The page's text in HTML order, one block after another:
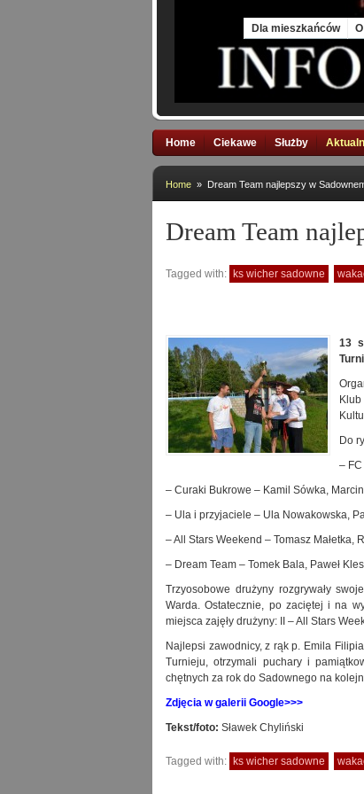
Dla mieszkańców
Home Ciekawe Służby
Home » Dream Team najlepszy w
Dream Team
Tagged with: ks wicher sadowne
13
Do
–
– Curaki Bukrowe – Kamil Sówka,
– Ula i przyjaciele – Ula Nowakowska,
– All Stars Weekend – Tomasz Małetka,
– Dream Team – Tomek Bala, Paweł
Trzyosobowe drużyny rozgrywały
Warda. Ostatecznie, po zaciętej i na
miejsca zajęły drużyny: II – All Stars
Najlepsi zawodnicy, z rąk p. Emila
Turnieju, otrzymali puchary i
chętnych za rok do Sadownego na
Zdjęcia w galerii Google>>>
Tekst/foto: Sławek Chyliński
Tagged with: ks wicher sadowne